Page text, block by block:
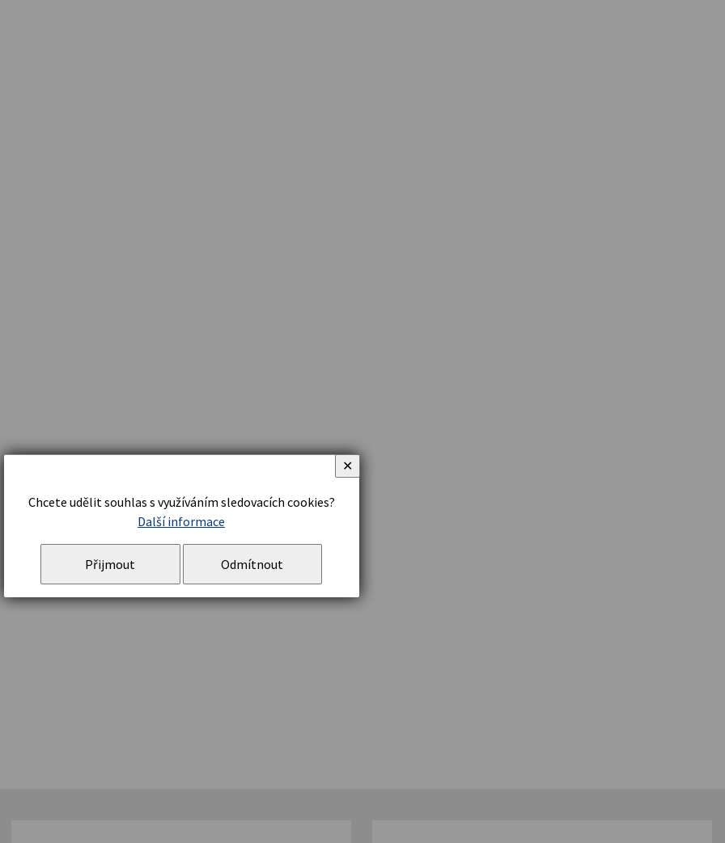
Chcete udělit souhlas s využíváním sledovacích cookies?
Další informace
Přijmout Odmítnout
✕